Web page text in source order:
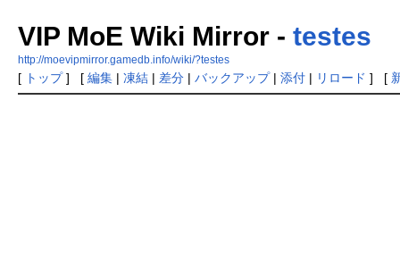
VIP MoE Wiki Mirror - testes
http://moevipmirror.gamedb.info/wiki/?testes
[ トップ] [ 編集| 凍結| 差分| バックアップ| 添付| リロード ] [